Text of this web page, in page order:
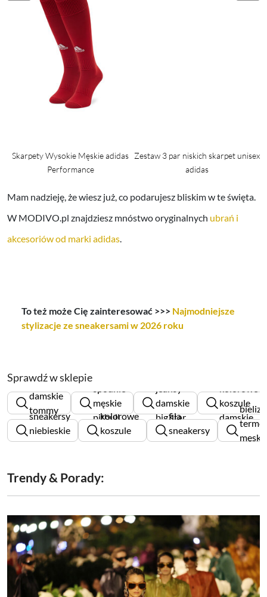
Skarpety Wysokie Męskie adidas
Performance
Zestaw 3 par niskich skarpet unisex
adidas
Mam nadzieję, że wiesz już, co podarujesz bliskim w te święta.
W MODIVO.pl znajdziesz mnóstwo oryginalnych ubrań i
akcesoriów od marki adidas.
To też może Cię zainteresować >>> Najmodniejsze
stylizacje ze sneakersami w 2026 roku
Sprawdź w sklepie
kurtki
damskie
tommy
męskie
pitbull
damskie
big star
koszule
damskie
sneakersy
niebieskie
damskie
kolorowe
koszule
damskie
fila
sneakersy
damskie
męska
Trendy & Porady: